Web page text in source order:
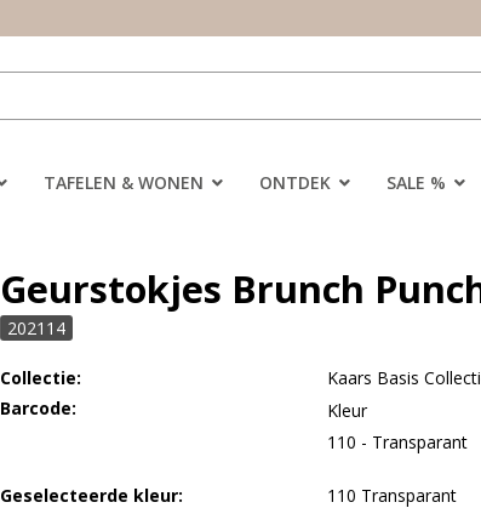
TAFELEN & WONEN ONTDEK SALE %
Geurstokjes Brunch
202114
Collectie:
Kaars Basis
Barcode:
Kleur
110 - Transparant
Geselecteerde kleur: 110 Transparant